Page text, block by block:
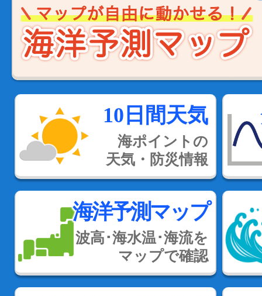
10日間天気
海ポイントの
天気・防災情報
海洋予測マップ
波高･海水温･海流を
マップで確認